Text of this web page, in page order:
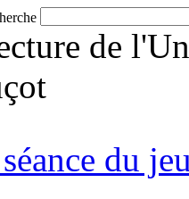
de
du